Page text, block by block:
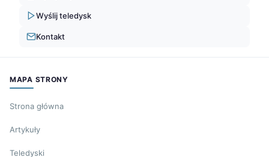
Wyślij teledysk
Kontakt
MAPA STRONY
Strona główna
Artykuły
Teledyski